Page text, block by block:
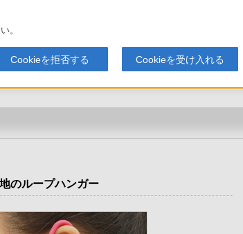
ン
のループハンガー
。
Cookieを拒否する Cookieを受け入れる